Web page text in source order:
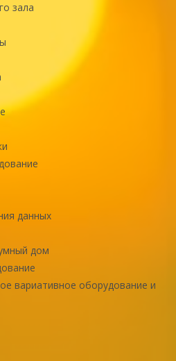
зала
данных
дом
вариативное оборудование и